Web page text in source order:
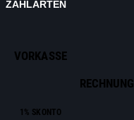
ZAHLARTEN
VORKASSE
1% SKONTO
RECHNUNG